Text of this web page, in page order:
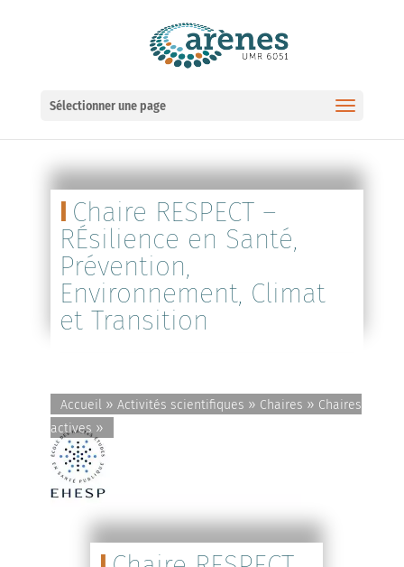
Sélectionner une page
Chaire RESPECT –
RÉsilience en Santé,
Prévention,
Environnement, Climat
et Transition
Accueil» Activités scientifiques » Chaires » Chaires
actives »